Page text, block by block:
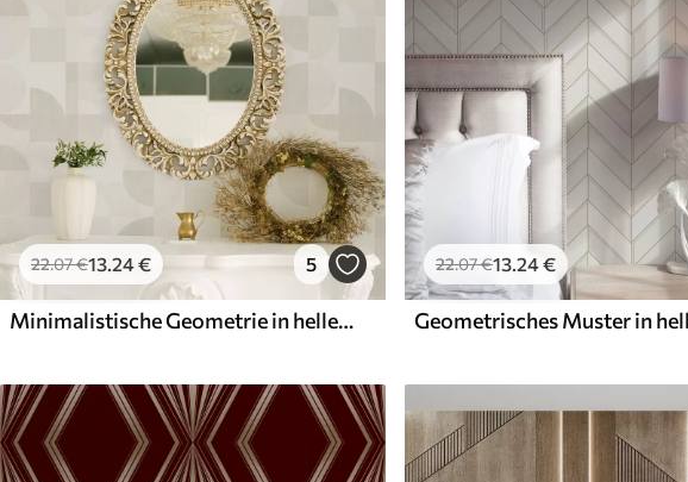
22.07€13.24€ 5
Minimalistische Geometrie in heller Creme-Palette
22.07€13.24€